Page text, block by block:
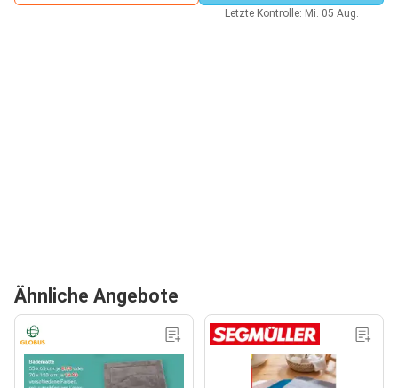
Letzte Kontrolle: Mi. 05 Aug.
Ähnliche Angebote